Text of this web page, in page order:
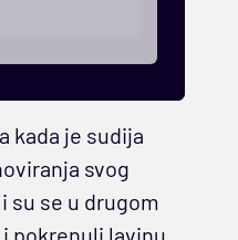
kada je sudija
svog
su se u drugom